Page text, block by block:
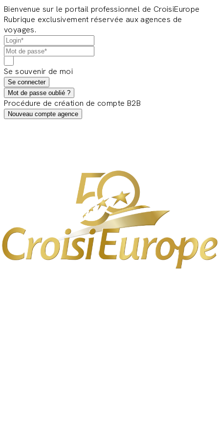
Bienvenue sur le portail professionnel de CroisiEurope
Rubrique exclusivement réservée aux agences de
voyages.
Se souvenir de moi
Se connecter
Mot de passe oublié ?
Procédure de création de compte B2B
Nouveau compte agence